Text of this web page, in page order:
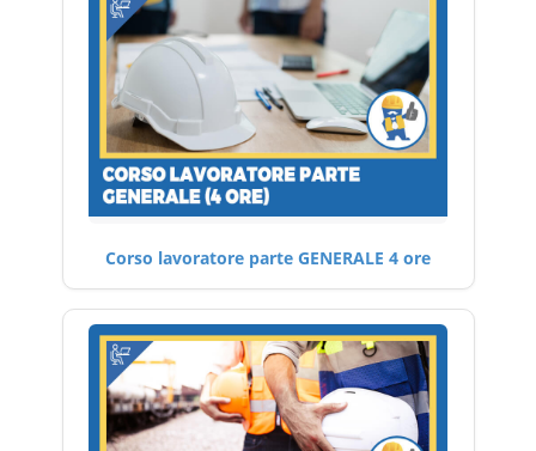
Corso lavoratore parte GENERALE 4 ore